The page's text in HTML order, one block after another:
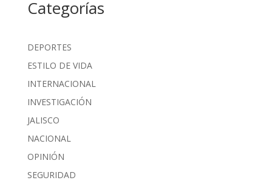
Categorías
DEPORTES
ESTILO DE VIDA
INTERNACIONAL
INVESTIGACIÓN
JALISCO
NACIONAL
OPINIÓN
SEGURIDAD